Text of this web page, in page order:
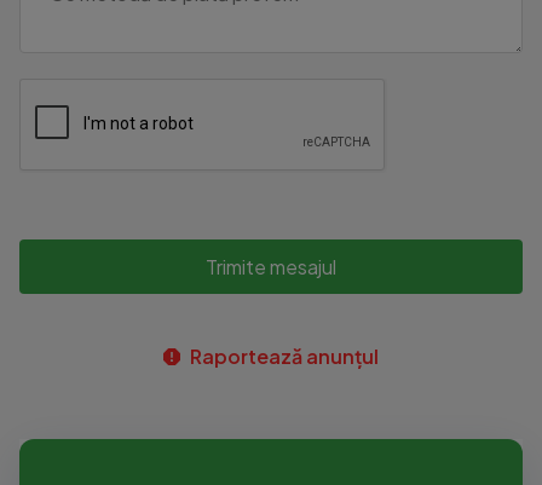
Trimite mesajul
Raportează anunțul